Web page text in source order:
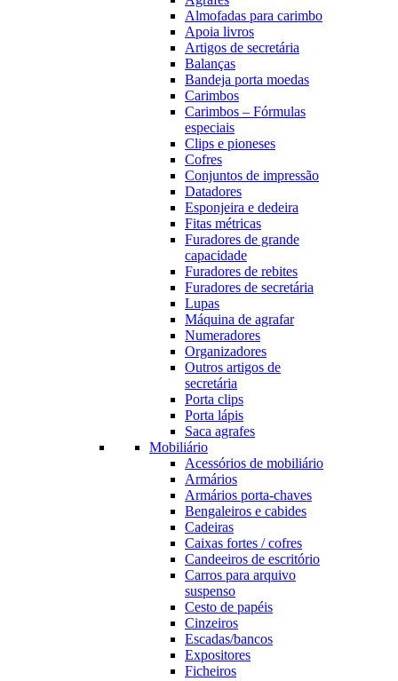
Almofadas para carimbo
Apoia livros
Artigos de secretária
Balanças
Bandeja porta moedas
Carimbos
Carimbos – Fórmulas
especiais
Clips e pioneses
Cofres
Conjuntos de impressão
Datadores
Esponjeira e dedeira
Fitas métricas
Furadores de grande
capacidade
Furadores de rebites
Furadores de secretária
Lupas
Máquina de agrafar
Numeradores
Organizadores
Outros artigos de
secretária
Porta clips
Porta lápis
Saca agrafes
Mobiliário
Acessórios de mobiliário
Armários
Armários porta-chaves
Bengaleiros e cabides
Cadeiras
Caixas fortes / cofres
Candeeiros de escritório
Carros para arquivo
suspenso
Cesto de papéis
Cinzeiros
Escadas/bancos
Expositores
Ficheiros